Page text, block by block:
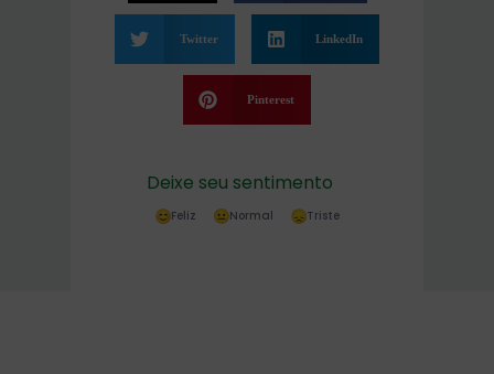
Twitter LinkedIn
Pinterest
Deixe seu sentimento
Feliz Normal Triste